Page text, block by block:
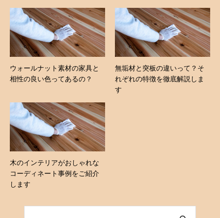
ウォールナット素材の家具と
相性の良い色ってあるの？
無垢材と突板の違いって？そ
れぞれの特徴を徹底解説しま
す
木のインテリアがおしゃれな
コーディネート事例をご紹介
します